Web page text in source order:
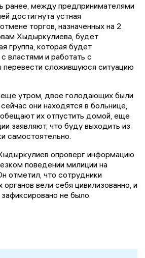
ранее, между предпринимателями
достигнута устная
торгов, назначенных на 2
Хыдыркулиева, будет
группа, которая будет
властями и работать с
перевести сложившуюся ситуацию
еще утром, двое голодающих были
они находятся в больнице,
их отпустить домой, еще
заявляют, что буду выходить из
самостоятельно.
опроверг информацию
поведении милиции на
отметил, что сотрудники
органов вели себя цивилизованно, и
не было.